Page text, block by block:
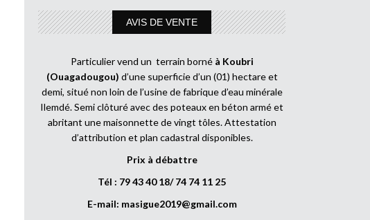
AVIS DE VENTE
Particulier vend un terrain borné à Koubri
(Ouagadougou) d’une superficie d’un (01) hectare et
demi, situé non loin de l’usine de fabrique d’eau minérale
Ilemdé. Semi clôturé avec des poteaux en béton armé et
abritant une maisonnette de vingt tôles. Attestation
d’attribution et plan cadastral disponibles.
Prix à débattre
Tél : 79 43 40 18/ 74 74 11 25
E-mail: masigue2019@gmail.com